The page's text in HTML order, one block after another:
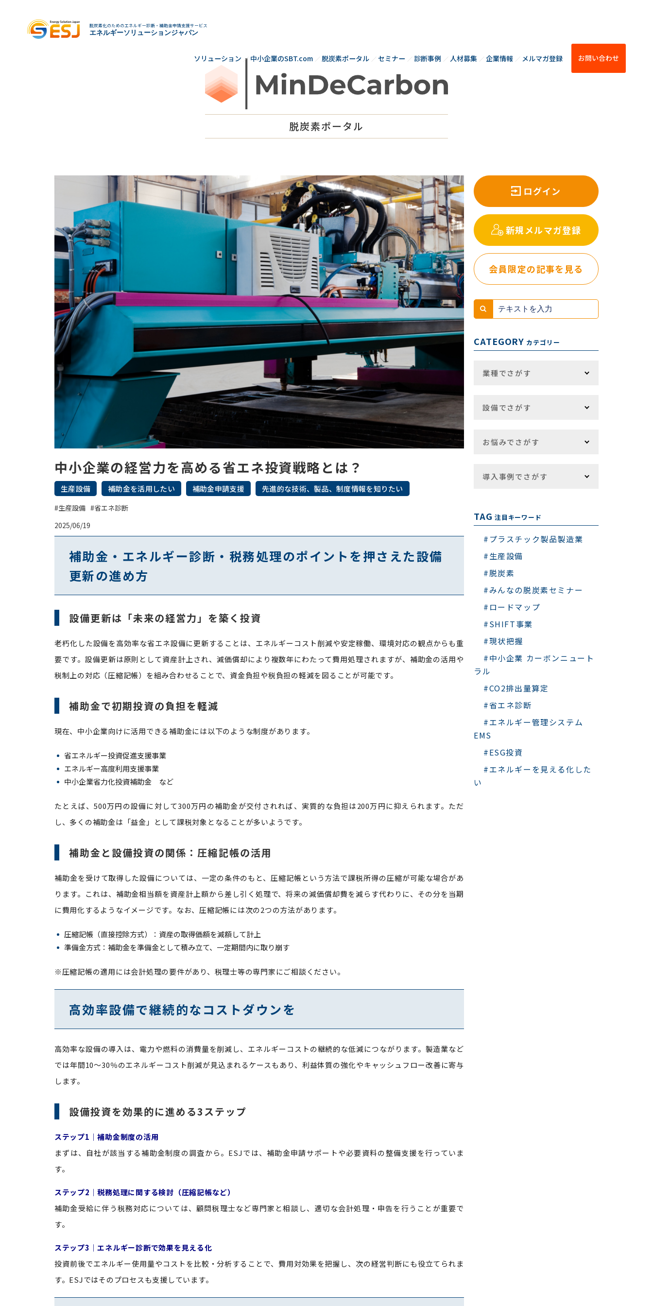
ツ
ス
プ
脱炭素化のためのエネルギー診断・補助金申請支援サービス
エネルギーソリューションジャパン
ソリューション 中小企業のSBT.com 脱炭素ポータル セミナー 診断事例 人材募集 企業情報 メルマガ登録 お問い合わせ
脱炭素ポータル
中小企業の経営力を高める省エネ投資戦略とは？
生産設備 補助金を活用したい 補助金申請支援 先進的な技術、製品、制度情報を知りたい
#生産設備 #省エネ診断
2025/06/19
補助金・エネルギー診断・税務処理のポイントを押さえた設備
更新の進め方
設備更新は「未来の経営力」を築く投資
老朽化した設備を高効率な省エネ設備に更新することは、エネルギーコスト削減や安定稼働、環境対応の観点からも重
要です。設備更新は原則として資産計上され、減価償却により複数年にわたって費用処理されますが、補助金の活用や
税制上の対応（圧縮記帳）を組み合わせることで、資金負担や税負担の軽減を図ることが可能です。
補助金で初期投資の負担を軽減
現在、中小企業向けに活用できる補助金には以下のような制度があります。
省エネルギー投資促進支援事業
エネルギー高度利用支援事業
中小企業省力化投資補助金 など
たとえば、500万円の設備に対して300万円の補助金が交付されれば、実質的な負担は200万円に抑えられます。ただ
し、多くの補助金は「益金」として課税対象となることが多いようです。
補助金と設備投資の関係：圧縮記帳の活用
補助金を受けて取得した設備については、一定の条件のもと、圧縮記帳という方法で課税所得の圧縮が可能な場合があ
ります。これは、補助金相当額を資産計上額から差し引く処理で、将来の減価償却費を減らす代わりに、その分を当期
に費用化するようなイメージです。なお、圧縮記帳には次の2つの方法があります。
圧縮記帳（直接控除方式）：資産の取得価額を減額して計上
準備金方式：補助金を準備金として積み立て、一定期間内に取り崩す
※圧縮記帳の適用には会計処理の要件があり、税理士等の専門家にご相談ください。
高効率設備で継続的なコストダウンを
高効率な設備の導入は、電力や燃料の消費量を削減し、エネルギーコストの継続的な低減につながります。製造業など
では年間10〜30％のエネルギーコスト削減が見込まれるケースもあり、利益体質の強化やキャッシュフロー改善に寄与
します。
設備投資を効果的に進める3ステップ
ステップ1｜補助金制度の活用
まずは、自社が該当する補助金制度の調査から。ESJでは、補助金申請サポートや必要資料の整備支援を行っていま
す。
ステップ2｜税務処理に関する検討（圧縮記帳など）
補助金受給に伴う税務対応については、顧問税理士など専門家と相談し、適切な会計処理・申告を行うことが重要で
す。
ステップ3｜エネルギー診断で効果を見える化
投資前後でエネルギー使用量やコストを比較・分析することで、費用対効果を把握し、次の経営判断にも役立てられま
す。ESJではそのプロセスも支援しています。
ログイン
新規メルマガ登録
会員限定の記事を見る
CATEGORY カテゴリー
業種でさがす
設備でさがす
お悩みでさがす
導入事例でさがす
TAG 注目キーワード
#プラスチック製品製造業
#生産設備
#脱炭素
#みんなの脱炭素セミナー
#ロードマップ
#SHIFT事業
#現状把握
#中小企業 カーボンニュート
ラル
#CO2排出量算定
#省エネ診断
#エネルギー管理システム
EMS
#ESG投資
#エネルギーを見える化した
い